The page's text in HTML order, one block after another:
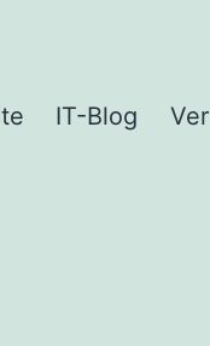
IT-Blog